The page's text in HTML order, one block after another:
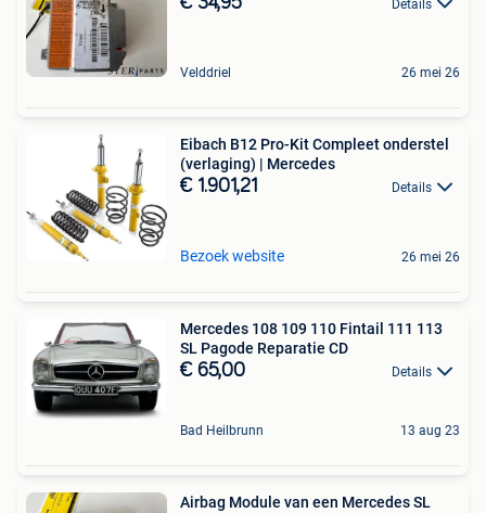
Details
Velddriel 26 mei 26
Eibach B12 Pro-Kit Compleet onderstel
(verlaging) | Mercedes
€ 1.901,21 Details
Bezoek website 26 mei 26
Mercedes 108 109 110 Fintail 111 113
SL Pagode Reparatie CD
€ 65,00 Details
Bad Heilbrunn 13 aug 23
Airbag Module van een Mercedes SL